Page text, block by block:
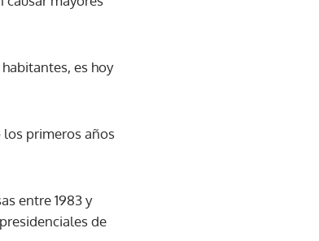
es hoy
los primeros años
entre 1983 y
de